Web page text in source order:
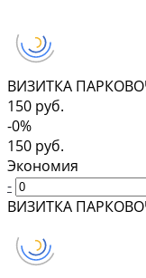
ВИЗИТКА
150 руб.
-0%
150 руб.
Экономия
-
ВИЗИТКА